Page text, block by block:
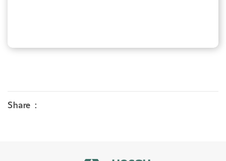
Share :